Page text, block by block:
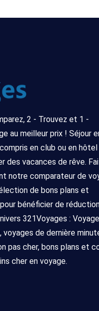
2 - Trouvez et 1 -
au meilleur prix ! Séjour
en club ou en hôtel
des vacances de rêve.
notre comparateur de
de bons plans et
bénéficier de
321Voyages :
voyages de dernière
pas cher, bons plans et
cher en voyage.